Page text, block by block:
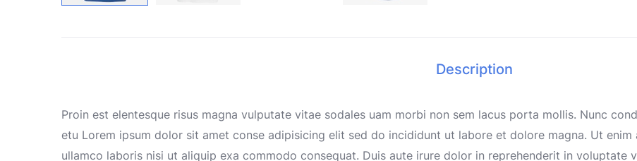
Description
Proin est elentesque risus magna vulputate vitae sodales uam morbi non sem lacus porta mollis. Nunc
etu Lorem ipsum dolor sit amet conse adipisicing elit sed do incididunt ut labore et dolore magna. Ut
ullamco laboris nisi ut aliquip exa commodo consequat. Duis aute irure dolor in reprehenderit in voluptate